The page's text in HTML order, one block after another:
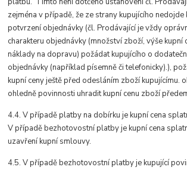
zejména v případě, že ze strany kupujícího nedojde
potvrzení objednávky (čl. Prodávající je vždy
charakteru objednávky (množství zboží, výše kupní
náklady na dopravu) požádat kupujícího o
objednávky (například písemně či telefonicky).),
kupní ceny ještě před odesláním zboží kupujícímu.
ohledně povinnosti uhradit kupní cenu zboží
4.4. V případě platby na dobírku je kupní cena
V případě bezhotovostní platby je kupní cena
uzavření kupní smlouvy.
4.5. V případě bezhotovostní platby je kupující